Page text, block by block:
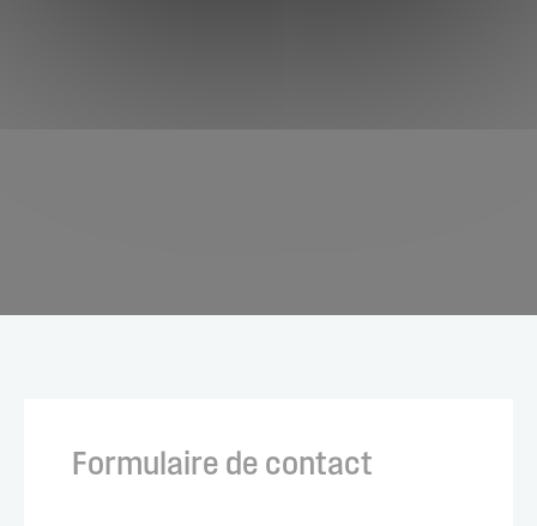
Formulaire de contact